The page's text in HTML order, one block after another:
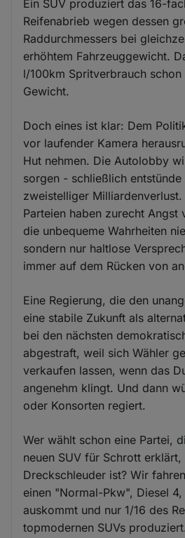
Ein SUV produziert das 16-
Reifenabrieb wegen dessen
Raddurchmessers bei
erhöhtem Fahrzeuggewicht.
l/100km Spritverbrauch
Gewicht.
Doch eines ist klar: Dem
vor laufender Kamera
Hut nehmen. Die Autolobby
sorgen - schließlich
zweistelliger
Parteien haben zurecht Angst
die unbequeme Wahrheiten
sondern nur haltlose
immer auf dem Rücken von
Eine Regierung, die den
eine stabile Zukunft als
bei den nächsten
abgestraft, weil sich Wähler
verkaufen lassen, wenn das
angenehm klingt. Und dann
oder Konsorten regiert.
Wer wählt schon eine Partei,
neuen SUV für Schrott
Dreckschleuder ist? Wir
einen "Normal-Pkw", Diesel
auskommt und nur 1/16 des
topmodernen SUVs produziert.